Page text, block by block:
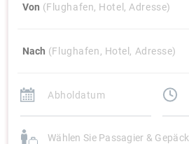
Von (Flughafen, Hotel, Adresse)
Nach (Flughafen, Hotel, Adresse)
Wählen Sie Passagier & Gepäck